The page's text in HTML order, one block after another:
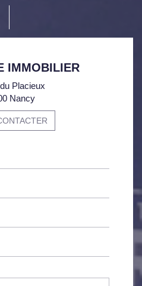
IMMOBILIER
Placieux
Nancy